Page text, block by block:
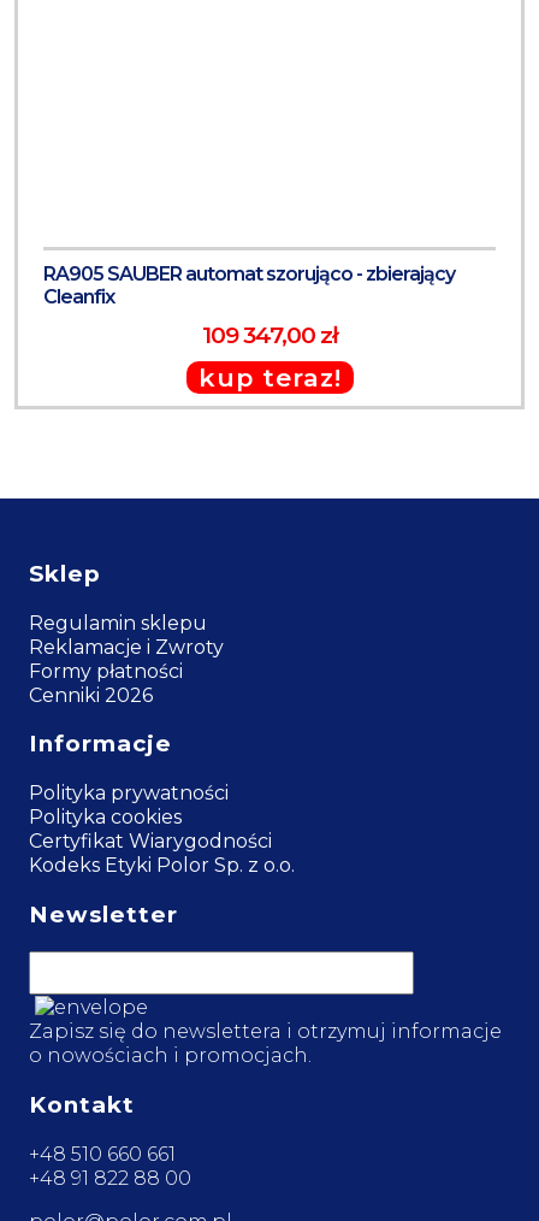
RA905 SAUBER automat szorująco - zbierający
Cleanfix
109 347,00 zł
kup teraz!
Sklep
Regulamin sklepu
Reklamacje i Zwroty
Formy płatności
Cenniki 2026
Informacje
Polityka prywatności
Polityka cookies
Certyfikat Wiarygodności
Kodeks Etyki Polor Sp. z o.o.
Newsletter
Zapisz się do newslettera i otrzymuj informacje
o nowościach i promocjach.
Kontakt
+48 510 660 661
+48 91 822 88 00